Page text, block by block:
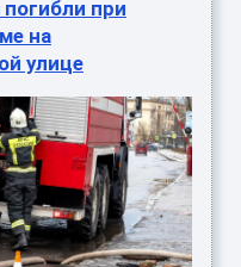
при
на
улице